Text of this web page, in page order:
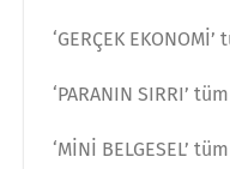
‘GERÇEK
‘PARANIN SIRRI’
‘MİNİ BELGESEL’